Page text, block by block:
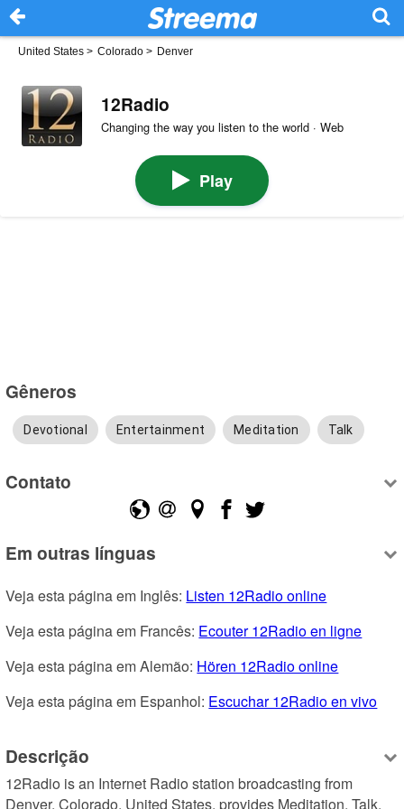
United States > Colorado > Denver
12Radio
Changing the way you listen to the world · Web
Play
Gêneros
Devotional Entertainment Meditation Talk
Contato
Em outras línguas
Veja esta página em Inglês: Listen 12Radio online
Veja esta página em Francês: Ecouter 12Radio en ligne
Veja esta página em Alemão: Hören 12Radio online
Veja esta página em Espanhol: Escuchar 12Radio en vivo
Descrição
12Radio is an Internet Radio station broadcasting from
Denver, Colorado, United States, provides Meditation, Talk,